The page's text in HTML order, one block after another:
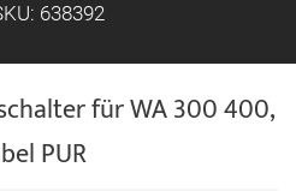
für WA 300 400,
PUR
638392